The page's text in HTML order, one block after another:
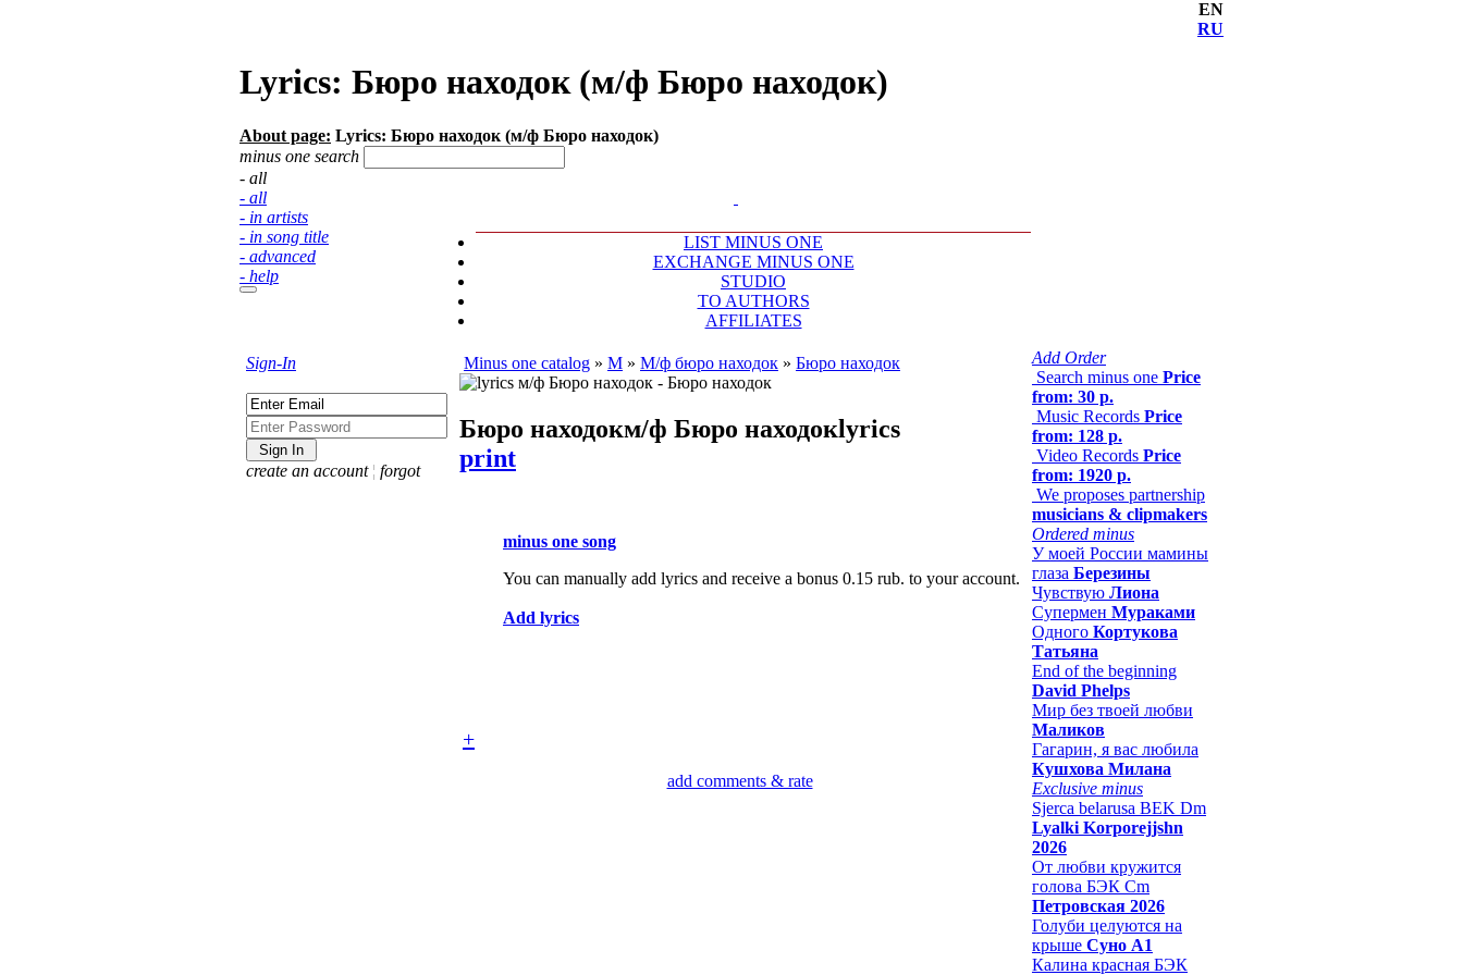
EN
RU
Lyrics: Бюро находок (м/ф Бюро находок)
About page: Lyrics: Бюро находок (м/ф Бюро находок)
minus one search
- all
- all
- in artists
- in song title
- advanced
- help
LIST MINUS ONE
EXCHANGE MINUS ONE
STUDIO
TO AUTHORS
AFFILIATES
Sign-In
create an account ¦ forgot
Minus one catalog » М » М/ф бюро находок » Бюро находок
Бюро находокм/ф Бюро находокlyrics
print
minus one song
You can manually add lyrics and receive a bonus 0.15 rub. to your account.
Add lyrics
+
add comments & rate
Add Order
Search minus one Price
from: 30 р.
Music Records Price
from: 128 р.
Video Records Price
from: 1920 р.
We proposes partnership
musicians & clipmakers
Ordered minus
У моей России мамины
глаза Березины
Чувствую Лиона
Супермен Мураками
Одного Кортукова
Татьяна
End of the beginning
David Phelps
Мир без твоей любви
Маликов
Гагарин, я вас любила
Кушхова Милана
Exclusive minus
Sjerca belarusa BEK Dm
Lyalki Korporejjshn
2026
От любви кружится
голова БЭК Cm
Петровская 2026
Голуби целуются на
крыше Суно А1
Калина красная БЭК